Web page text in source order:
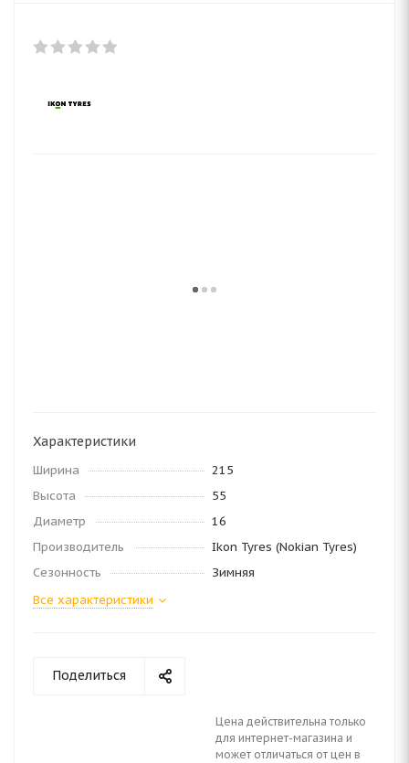
Характеристики
Ширина
215
Высота
55
Диаметр
16
Производитель
Ikon Tyres (Nokian Tyres)
Сезонность
Зимняя
Все характеристики
Поделиться
Цена действительна только
для интернет-магазина и
может отличаться от цен в